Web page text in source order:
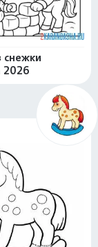
снежки
2026